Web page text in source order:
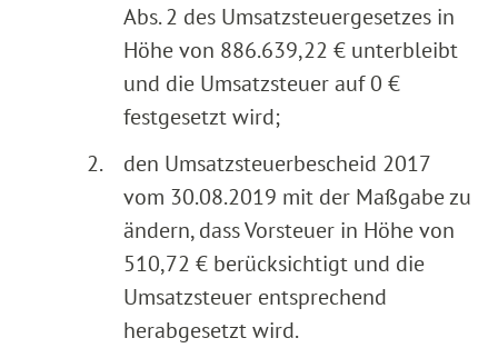
Abs. 2 des Umsatzsteuergesetzes in
Höhe von 886.639,22 € unterbleibt
und die Umsatzsteuer auf 0 €
festgesetzt wird;
2.
den Umsatzsteuerbescheid 2017
vom 30.08.2019 mit der Maßgabe zu
ändern, dass Vorsteuer in Höhe von
510,72 € berücksichtigt und die
Umsatzsteuer entsprechend
herabgesetzt wird.